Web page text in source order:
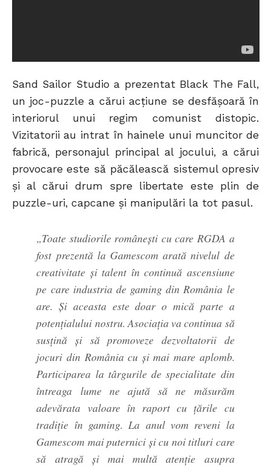
Sand Sailor Studio a prezentat Black The Fall,
un joc-puzzle a cărui acțiune se desfășoară în
interiorul unui regim comunist distopic.
Vizitatorii au intrat în hainele unui muncitor de
fabrică, personajul principal al jocului, a cărui
provocare este să păcălească sistemul opresiv
și al cărui drum spre libertate este plin de
puzzle-uri, capcane și manipulări la tot pasul.
„Toate studiorile românești cu care RGDA a
fost prezentă la Gamescom arată nivelul de
creativitate și talent în continuă ascensiune
pe care industria de gaming din România le
are. Și aceasta este doar o mică parte a
potențialului nostru. Asociația va continua să
susțină și să promoveze dezvoltatorii de
jocuri din România cu și mai mare aplomb.
Participarea la târgurile de specialitate din
întreaga lume ne ajută să ne măsurăm
adevărata valoare în raport cu țările cu
tradiție în gaming. La anul vom reveni la
Gamescom mai puternici și cu noi titluri care
să atragă și mai multă atenție asupra